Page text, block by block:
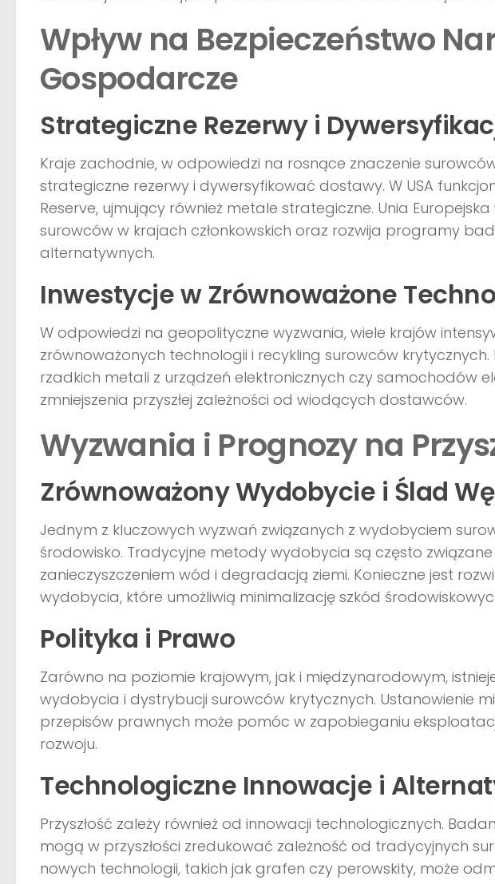
Wpływ na Bezpieczeństwo
Gospodarcze
Strategiczne Rezerwy i
Kraje zachodnie, w odpowiedzi na rosnące znaczenie
strategiczne rezerwy i dywersyfikować dostawy. W USA
Reserve, ujmujący również metale strategiczne. Unia
surowców w krajach członkowskich oraz rozwija programy
alternatywnych.
Inwestycje w Zrównoważone
W odpowiedzi na geopolityczne wyzwania, wiele krajów
zrównoważonych technologii i recykling surowców
rzadkich metali z urządzeń elektronicznych czy samochodów
zmniejszenia przyszłej zależności od wiodących dostawców.
Wyzwania i Prognozy na
Zrównoważony Wydobycie i Ślad
Jednym z kluczowych wyzwań związanych z wydobyciem
środowisko. Tradycyjne metody wydobycia są często
zanieczyszczeniem wód i degradacją ziemi. Konieczne jest
wydobycia, które umożliwią minimalizację szkód
Polityka i Prawo
Zarówno na poziomie krajowym, jak i międzynarodowym,
wydobycia i dystrybucji surowców krytycznych. Ustanowienie
przepisów prawnych może pomóc w zapobieganiu
rozwoju.
Technologiczne Innowacje i
Przyszłość zależy również od innowacji technologicznych.
mogą w przyszłości zredukować zależność od tradycyjnych
nowych technologii, takich jak grafen czy perowskity, może